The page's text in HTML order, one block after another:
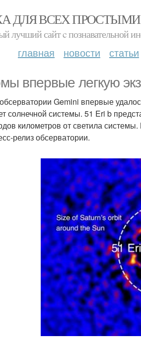
ДЛЯ ВСЕХ
лучший сайт c познавательной
главная новости статьи
впервые легкую
Gemini впервые
солнечной системы. 51 Eri b
километров от светила
релиз обсерватории.